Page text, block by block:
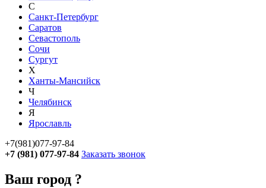
С
Санкт-Петербург
Саратов
Севастополь
Сочи
Сургут
Х
Ханты-Мансийск
Ч
Челябинск
Я
Ярославль
+7(981)077-97-84
+7 (981) 077-97-84 Заказать звонок
Ваш город ?